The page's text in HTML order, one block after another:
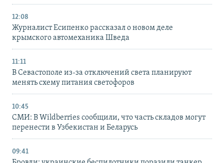
12:08
Журналист Есипенко рассказал о новом деле
крымского автомеханика Шведа
11:11
В Севастополе из-за отключений света планируют
менять схему питания светофоров
10:45
СМИ: В Wildberries сообщили, что часть складов могут
перенести в Узбекистан и Беларусь
09:41